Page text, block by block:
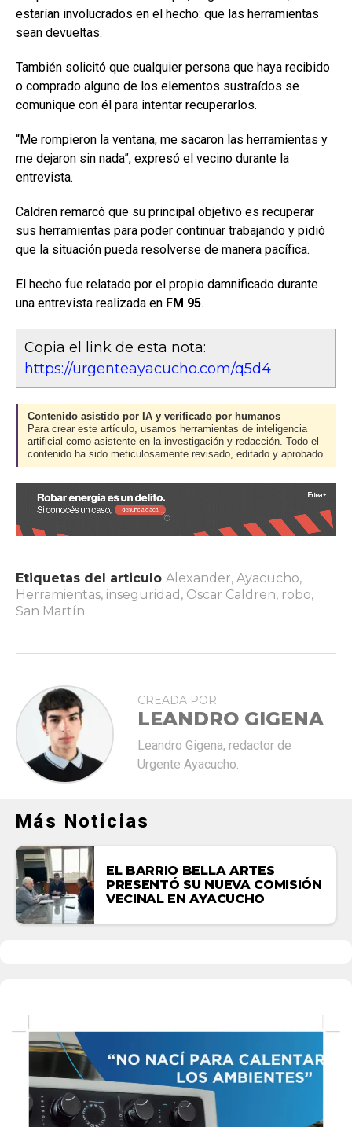
estarían involucrados en el hecho: que las herramientas
sean devueltas.
También solicitó que cualquier persona que haya recibido
o comprado alguno de los elementos sustraídos se
comunique con él para intentar recuperarlos.
“Me rompieron la ventana, me sacaron las herramientas y
me dejaron sin nada”, expresó el vecino durante la
entrevista.
Caldren remarcó que su principal objetivo es recuperar
sus herramientas para poder continuar trabajando y pidió
que la situación pueda resolverse de manera pacífica.
El hecho fue relatado por el propio damnificado durante
una entrevista realizada en FM 95.
Copia el link de esta nota:
https://urgenteayacucho.com/q5d4
Contenido asistido por IA y verificado por humanos
Para crear este artículo, usamos herramientas de inteligencia
artificial como asistente en la investigación y redacción. Todo el
contenido ha sido meticulosamente revisado, editado y aprobado.
Etiquetas del articulo Alexander, Ayacucho,
Herramientas, inseguridad , Oscar Caldren, robo,
San Martín
CREADA POR
LEANDRO GIGENA
Leandro Gigena, redactor de
Urgente Ayacucho.
Más Noticias
EL BARRIO BELLA ARTES
PRESENTÓ SU NUEVA COMISIÓN
VECINAL EN AYACUCHO